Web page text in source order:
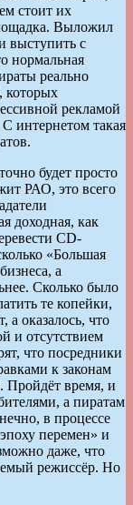
стоит их
Выложил
выступить с
нормальная
реально
которых
рекламой
интернетом такая
будет просто
РАО, это всего
доходная, как
CD-
«Большая
а
Сколько было
те копейки,
а оказалось, что
и отсутствием
что посредники
к законам
Пройдёт время, и
а пиратам
в процессе
перемен» и
даже, что
режиссёр. Но